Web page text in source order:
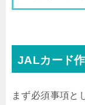
JALカード
まず必須事項と